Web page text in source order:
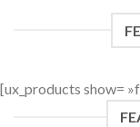
[ux_products show=